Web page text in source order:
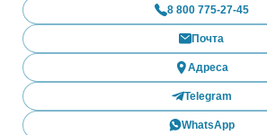
8 800 775-27-45
Почта
Адреса
Telegram
WhatsApp